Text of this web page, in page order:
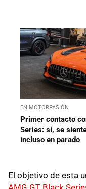
EN MOTORPASIÓN
Primer contacto
Series: sí, se
incluso en parado
El objetivo de esta